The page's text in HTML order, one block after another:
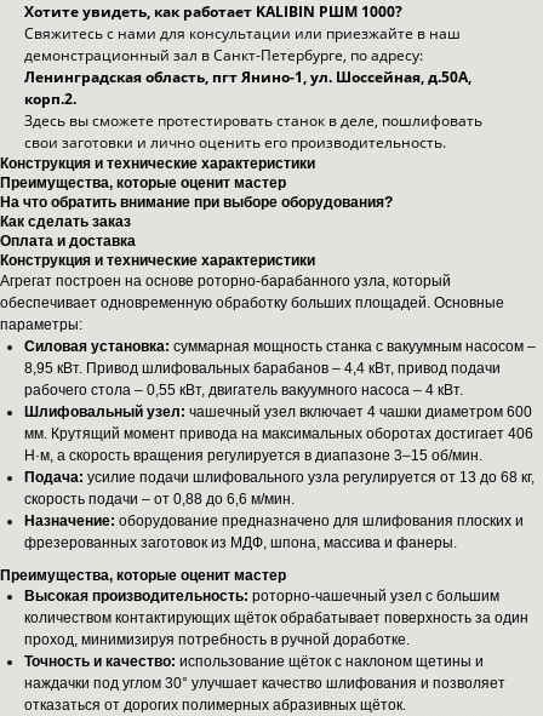
Хотите увидеть, как работает KALIBIN РШМ 1000?
Свяжитесь с нами для консультации или приезжайте в наш
демонстрационный зал в Санкт-Петербурге, по адресу:
Ленинградская область, пгт Янино-1, ул. Шоссейная, д.50А,
корп.2.
Здесь вы сможете протестировать станок в деле, пошлифовать
свои заготовки и лично оценить его производительность.
Конструкция и технические характеристики
Преимущества, которые оценит мастер
На что обратить внимание при выборе оборудования?
Как сделать заказ
Оплата и доставка
Конструкция и технические характеристики
Агрегат построен на основе роторно-барабанного узла, который
обеспечивает одновременную обработку больших площадей. Основные
параметры:
Силовая установка: суммарная мощность станка с вакуумным насосом –
8,95 кВт. Привод шлифовальных барабанов – 4,4 кВт, привод подачи
рабочего стола – 0,55 кВт, двигатель вакуумного насоса – 4 кВт.
Шлифовальный узел: чашечный узел включает 4 чашки диаметром 600
мм. Крутящий момент привода на максимальных оборотах достигает 406
Н·м, а скорость вращения регулируется в диапазоне 3–15 об/мин.
Подача: усилие подачи шлифовального узла регулируется от 13 до 68 кг,
скорость подачи – от 0,88 до 6,6 м/мин.
Назначение: оборудование предназначено для шлифования плоских и
фрезерованных заготовок из МДФ, шпона, массива и фанеры.
Преимущества, которые оценит мастер
Высокая производительность: роторно-чашечный узел с большим
количеством контактирующих щёток обрабатывает поверхность за один
проход, минимизируя потребность в ручной доработке.
Точность и качество: использование щёток с наклоном щетины и
наждачки под углом 30° улучшает качество шлифования и позволяет
отказаться от дорогих полимерных абразивных щёток.